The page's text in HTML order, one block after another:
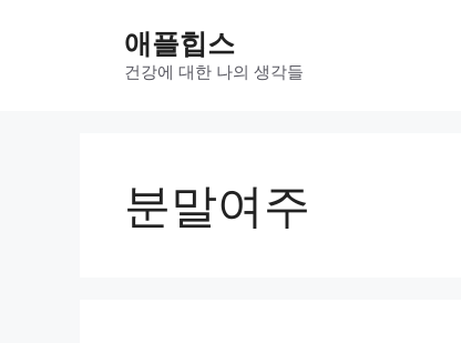
애플힙스
건강에 대한 나의 생각들
분말여주